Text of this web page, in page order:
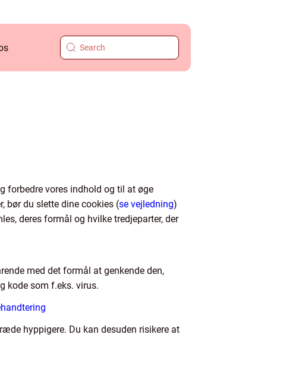
forbedre vores indhold og til at øge
bør du slette dine cookies (se vejledning)
deres formål og hvilke tredjeparter, der
med det formål at genkende den,
kode som f.eks. virus.
hyppigere. Du kan desuden risikere at